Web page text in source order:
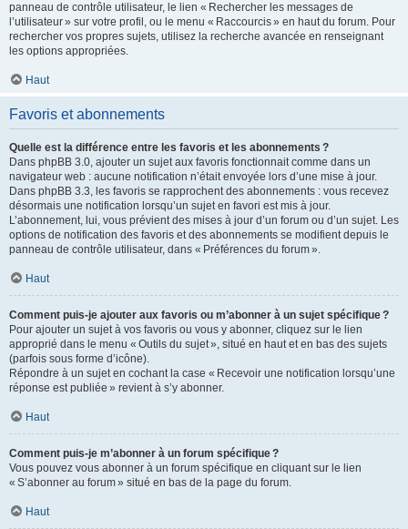
panneau de contrôle utilisateur, le lien « Rechercher les messages de
l’utilisateur » sur votre profil, ou le menu « Raccourcis » en haut du forum. Pour
rechercher vos propres sujets, utilisez la recherche avancée en renseignant
les options appropriées.
Haut
Favoris et abonnements
Quelle est la différence entre les favoris et les abonnements ?
Dans phpBB 3.0, ajouter un sujet aux favoris fonctionnait comme dans un
navigateur web : aucune notification n’était envoyée lors d’une mise à jour.
Dans phpBB 3.3, les favoris se rapprochent des abonnements : vous recevez
désormais une notification lorsqu’un sujet en favori est mis à jour.
L’abonnement, lui, vous prévient des mises à jour d’un forum ou d’un sujet. Les
options de notification des favoris et des abonnements se modifient depuis le
panneau de contrôle utilisateur, dans « Préférences du forum ».
Haut
Comment puis-je ajouter aux favoris ou m’abonner à un sujet spécifique ?
Pour ajouter un sujet à vos favoris ou vous y abonner, cliquez sur le lien
approprié dans le menu « Outils du sujet », situé en haut et en bas des sujets
(parfois sous forme d’icône).
Répondre à un sujet en cochant la case « Recevoir une notification lorsqu’une
réponse est publiée » revient à s’y abonner.
Haut
Comment puis-je m’abonner à un forum spécifique ?
Vous pouvez vous abonner à un forum spécifique en cliquant sur le lien
« S’abonner au forum » situé en bas de la page du forum.
Haut